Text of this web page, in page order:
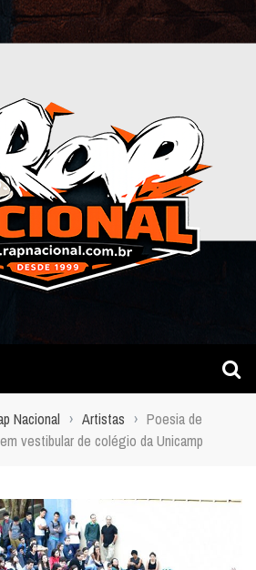
Nacional › Artistas › Poesia de
vestibular de colégio da Unicamp